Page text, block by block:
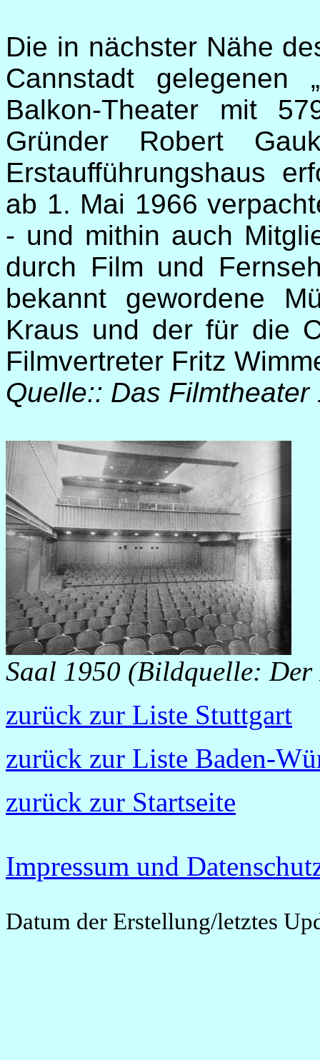
Die in nächster Nähe
Cannstadt gelegenen
Balkon-Theater mit
Gründer Robert
Erstaufführungshaus
ab 1. Mai 1966
- und mithin auch
durch Film und
bekannt gewordene
Kraus und der für die
Filmvertreter Fritz
Quelle:: Das Filmtheater
Saal 1950 (Bildquelle:
zurück zur Liste Stuttgart
zurück zur Liste Baden-
zurück zur Startseite
Impressum und
Datum der Erstellung/letztes